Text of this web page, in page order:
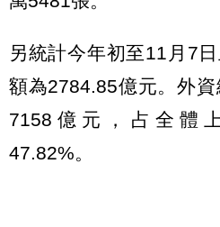
另統計今年初至11月7
額為2784.85億元。外
7158億元，占全體
47.82%。